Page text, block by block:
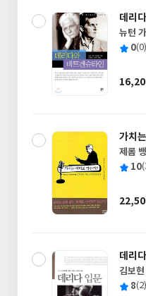
데리
글
쓴
뉴턴
출
사
평 0(0)
가
가치
글
쓴
제롬
출
사
평 10
가
데리
글
쓴
김보현
출
평 8(2)